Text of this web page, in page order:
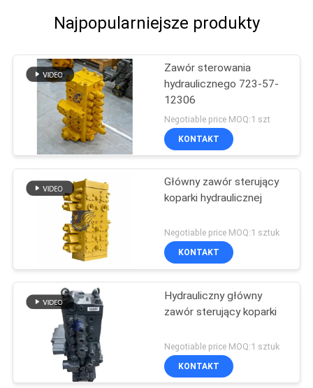
Najpopularniejsze produkty
Zawór sterowania
hydraulicznego 723-57-
12306
Negotiable price MOQ:1 szt
KONTAKT
Główny zawór sterujący
koparki hydraulicznej
Negotiable price MOQ:1 sztuk
KONTAKT
Hydrauliczny główny
zawór sterujący koparki
Negotiable price MOQ:1 sztuk
KONTAKT